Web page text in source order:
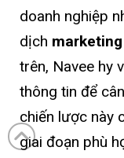
doanh nghiệp
dịch
trên, Navee hy
thông tin để
chiến lược này
giai đoạn phù